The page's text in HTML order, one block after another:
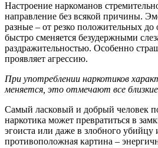
Настроение наркоманов
направление без всякой причины.
разные – от резко положительных
быстро сменяется безудержными
раздражительностью. Особенно
проявляет агрессию.
При употреблении наркотиков
меняется, это отмечают все
Самый ласковый и добрый человек
наркотика может превратиться в
эгоиста или даже в злобного убийцу
противоположная картина –